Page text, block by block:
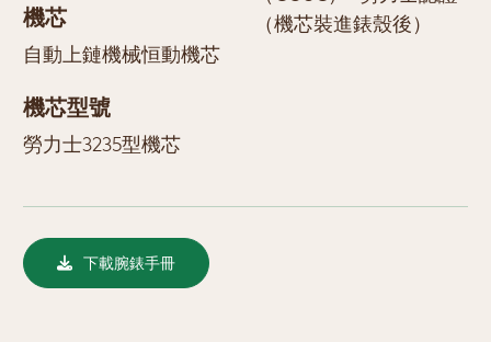
機芯
自動上鏈機械恒動機芯
機芯型號
勞力士3235型機芯
（機芯裝進錶殼後）
下載腕錶手冊